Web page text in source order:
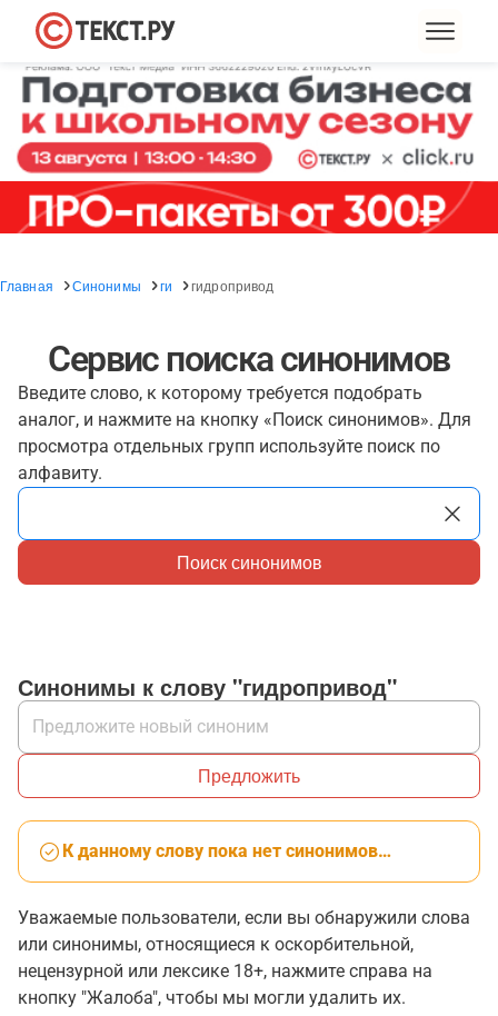
Главная Синонимы ги гидропривод
Сервис поиска синонимов
Введите слово, к которому требуется подобрать
аналог, и нажмите на кнопку «Поиск синонимов». Для
просмотра отдельных групп используйте поиск по
алфавиту.
Поиск синонимов
Синонимы к слову "гидропривод"
Предложить
К данному слову пока нет синонимов…
Уважаемые пользователи, если вы обнаружили слова
или синонимы, относящиеся к оскорбительной,
нецензурной или лексике 18+, нажмите справа на
кнопку "Жалоба", чтобы мы могли удалить их.